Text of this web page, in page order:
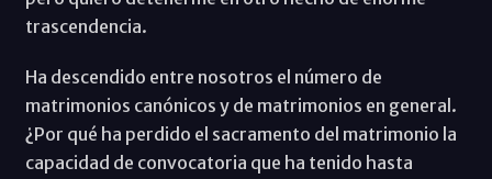
trascendencia.
Ha descendido entre nosotros el número de
matrimonios canónicos y de matrimonios en general.
¿Por qué ha perdido el sacramento del matrimonio la
capacidad de convocatoria que ha tenido hasta